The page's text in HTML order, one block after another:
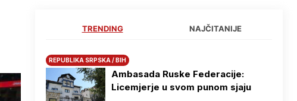
TRENDING NAJČITANIJE
REPUBLIKA SRPSKA / BIH
Ambasada Ruske Federacije:
Licemjerje u svom punom sjaju